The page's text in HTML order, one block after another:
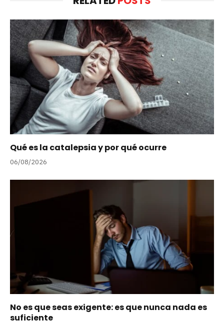
Qué es la catalepsia y por qué ocurre
06/08/2026
No es que seas exigente: es que nunca nada es
suficiente